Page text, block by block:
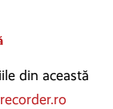
din această